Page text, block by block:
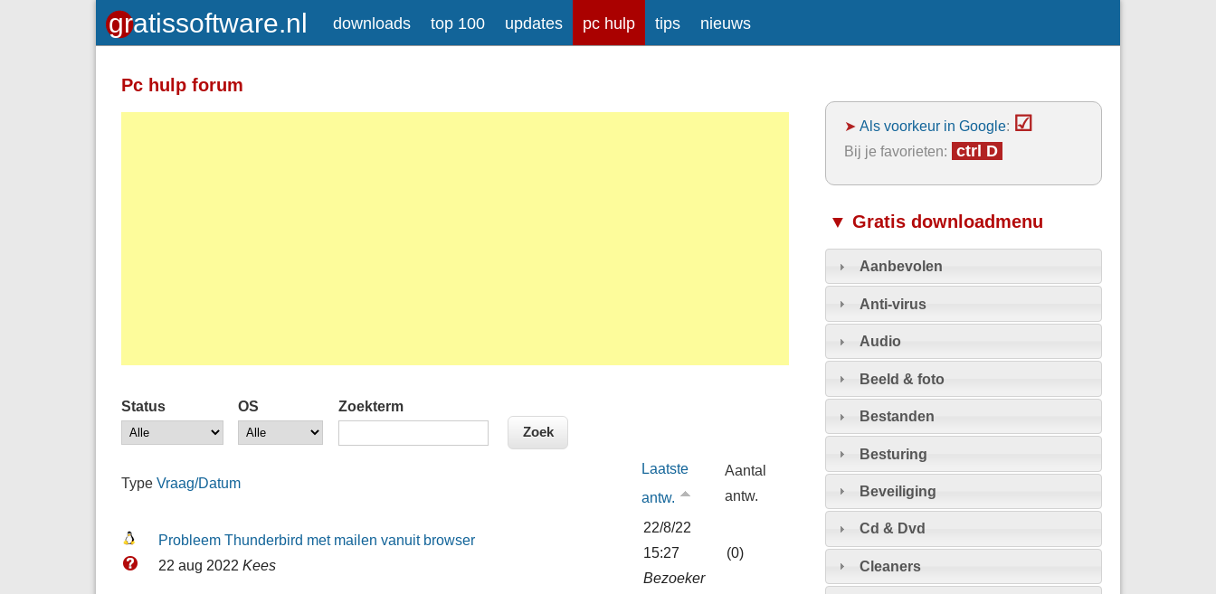
downloads top 100 updates pc hulp tips nieuws
Pc hulp forum
Status OS Zoekterm
Type Vraag/Datum
Laatste
antw.
Aantal
antw.
Probleem Thunderbird met mailen vanuit browser
22 aug 2022 Kees
22/8/22
15:27
Bezoeker
(0)
➤Als voorkeur in Google: ☑
Bij je favorieten: ctrl D
▼ Gratis downloadmenu
Aanbevolen
Anti-virus
Audio
Beeld & foto
Bestanden
Besturing
Beveiliging
Cd & Dvd
Cleaners